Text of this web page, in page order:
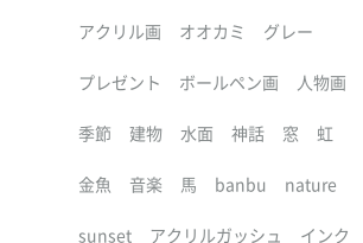
アクリル画 オオカミ グレー
プレゼント ボールペン画 人物画
季節 建物 水面 神話 窓 虹
金魚 音楽 馬 banbu nature
sunset アクリルガッシュ インク